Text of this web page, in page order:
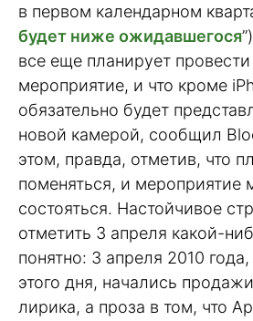
в первом календарном
будет ниже ожидавшегося
все еще планирует провести
мероприятие, и что кроме
обязательно будет
новой камерой, сообщил
этом, правда, отметив, что
поменяться, и мероприятие
состояться. Настойчивое
отметить 3 апреля какой-
понятно: 3 апреля 2010
этого дня, начались
лирика, а проза в том, что